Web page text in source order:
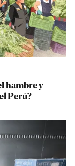
hambre y
Perú?